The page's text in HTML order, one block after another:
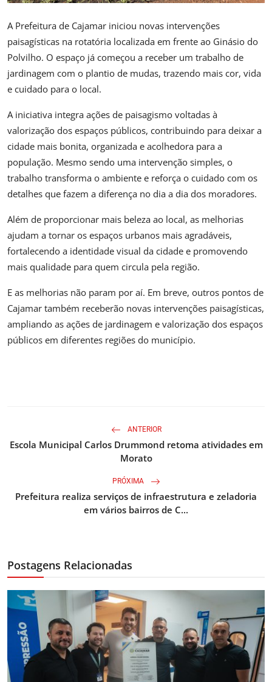
A Prefeitura de Cajamar iniciou novas intervenções
paisagísticas na rotatória localizada em frente ao Ginásio do
Polvilho. O espaço já começou a receber um trabalho de
jardinagem com o plantio de mudas, trazendo mais cor, vida
e cuidado para o local.
A iniciativa integra ações de paisagismo voltadas à
valorização dos espaços públicos, contribuindo para deixar a
cidade mais bonita, organizada e acolhedora para a
população. Mesmo sendo uma intervenção simples, o
trabalho transforma o ambiente e reforça o cuidado com os
detalhes que fazem a diferença no dia a dia dos moradores.
Além de proporcionar mais beleza ao local, as melhorias
ajudam a tornar os espaços urbanos mais agradáveis,
fortalecendo a identidade visual da cidade e promovendo
mais qualidade para quem circula pela região.
E as melhorias não param por aí. Em breve, outros pontos de
Cajamar também receberão novas intervenções paisagísticas,
ampliando as ações de jardinagem e valorização dos espaços
públicos em diferentes regiões do município.
ANTERIOR
Escola Municipal Carlos Drummond retoma atividades em
Morato
PRÓXIMA
Prefeitura realiza serviços de infraestrutura e zeladoria
em vários bairros de C...
Postagens Relacionadas